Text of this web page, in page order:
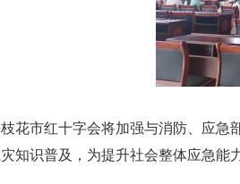
市红十字会将加强与消防、应急
知识普及，为提升社会整体应急能